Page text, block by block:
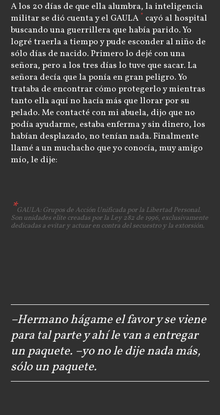
A los 20 días de que ella alumbra, la inteligencia
militar se dió cuenta y el GAULA * cayó al hospital
buscando una guerrillera que había parido. Yo
logré traerla a tiempo y pude esconder al niño de
sólo días de nacido. Primero lo dejé con una
señora, pero a los tres días lo tuve que sacar. La
señora decía que la ponía en gran peligro. Yo
trataba de encontrar cómo protegerlo y mientras
tanto ella aquí no hacía más que llorar por su
pelado. Me contacté con mi abuela, dijo que no
podía ayudarme, estaba enferma y sin dinero, los
habían desplazado, no tenían nada. Finalmente
llamé a un muchacho que yo conocía, muy amigo
mío, le dije:
GAULA: Grupos de Acción Unificada por la Libertad Personal.
Son unidades elite creadas por la Ley 282 de 1996, exclusivamente
dedicadas a evitar y actuar en contra del secuestro y la extorsión.
–Hermano hágame el favor y se viene
para tal parte y ahí le van a entregar
un paquete. –yo no le dije nada más,
sólo un paquete.